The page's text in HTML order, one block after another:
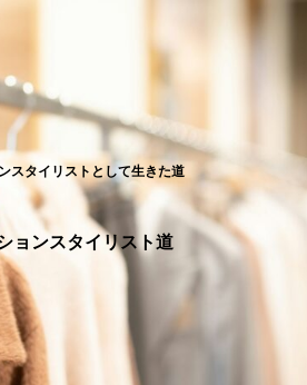
スタイリストとして生きた道
ョンスタイリスト道